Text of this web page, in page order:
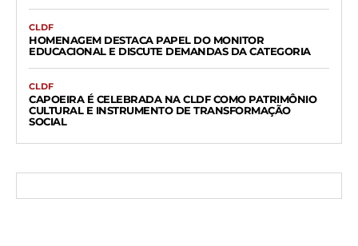
CLDF
HOMENAGEM DESTACA PAPEL DO MONITOR
EDUCACIONAL E DISCUTE DEMANDAS DA CATEGORIA
CLDF
CAPOEIRA É CELEBRADA NA CLDF COMO PATRIMÔNIO
CULTURAL E INSTRUMENTO DE TRANSFORMAÇÃO
SOCIAL